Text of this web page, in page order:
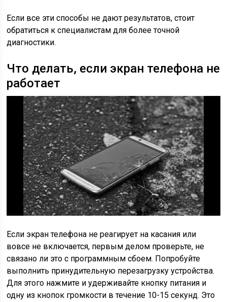
Если все эти способы не дают результатов, стоит
обратиться к специалистам для более точной
диагностики.
Что делать, если экран телефона не
работает
Если экран телефона не реагирует на касания или
вовсе не включается, первым делом проверьте, не
связано ли это с программным сбоем. Попробуйте
выполнить принудительную перезагрузку устройства.
Для этого нажмите и удерживайте кнопку питания и
одну из кнопок громкости в течение 10-15 секунд. Это